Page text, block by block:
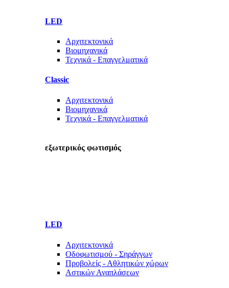
LED
Αρχιτεκτονικά
Βιομηχανικά
Τεχνικά - Επαγγελματικά
Classic
Αρχιτεκτονικά
Βιομηχανικά
Τεχνικά - Επαγγελματικά
εξωτερικός φωτισμός
LED
Αρχιτεκτονικά
Οδοφωτισμού - Σηράγγων
Προβολείς - Αθλητικών χώρων
Αστικών Αναπλάσεων